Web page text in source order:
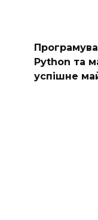
Python та
успішне